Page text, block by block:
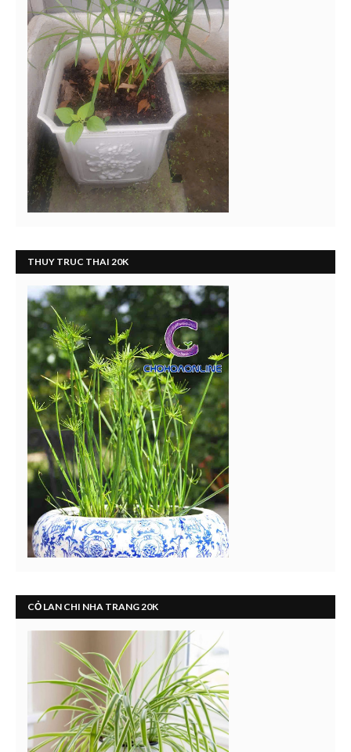
THUY TRUC THAI 20K
CỎ LAN CHI NHA TRANG 20K